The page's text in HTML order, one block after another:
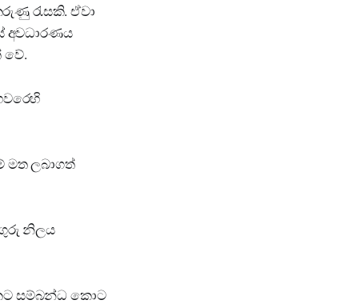
රැසකි. ඒවා
අවධාරණය
වේ.
මත ලබාගත්
නිලය
සම්බන්ධ කොට